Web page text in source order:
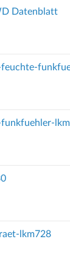
Datenblatt
feuchte-
lkm728